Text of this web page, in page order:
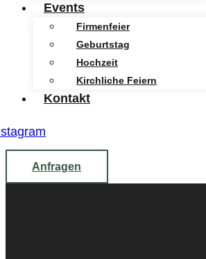
Events
Firmenfeier
Geburtstag
Hochzeit
Kirchliche Feiern
Kontakt
Anfragen